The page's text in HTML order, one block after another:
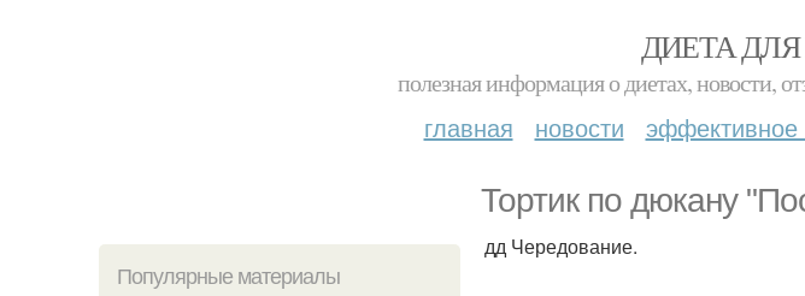
ДИЕТА
полезная информация о диетах, новости,
главная новости эффективное
Тортик по дюкану
Популярные материалы
дд Чередование.